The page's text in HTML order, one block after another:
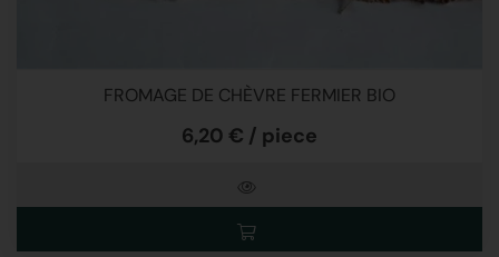
FROMAGE DE CHÈVRE FERMIER BIO
6,20 € / piece